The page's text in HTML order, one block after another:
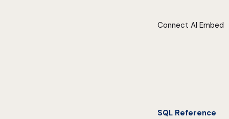
Connect AI Embed
SQL Reference